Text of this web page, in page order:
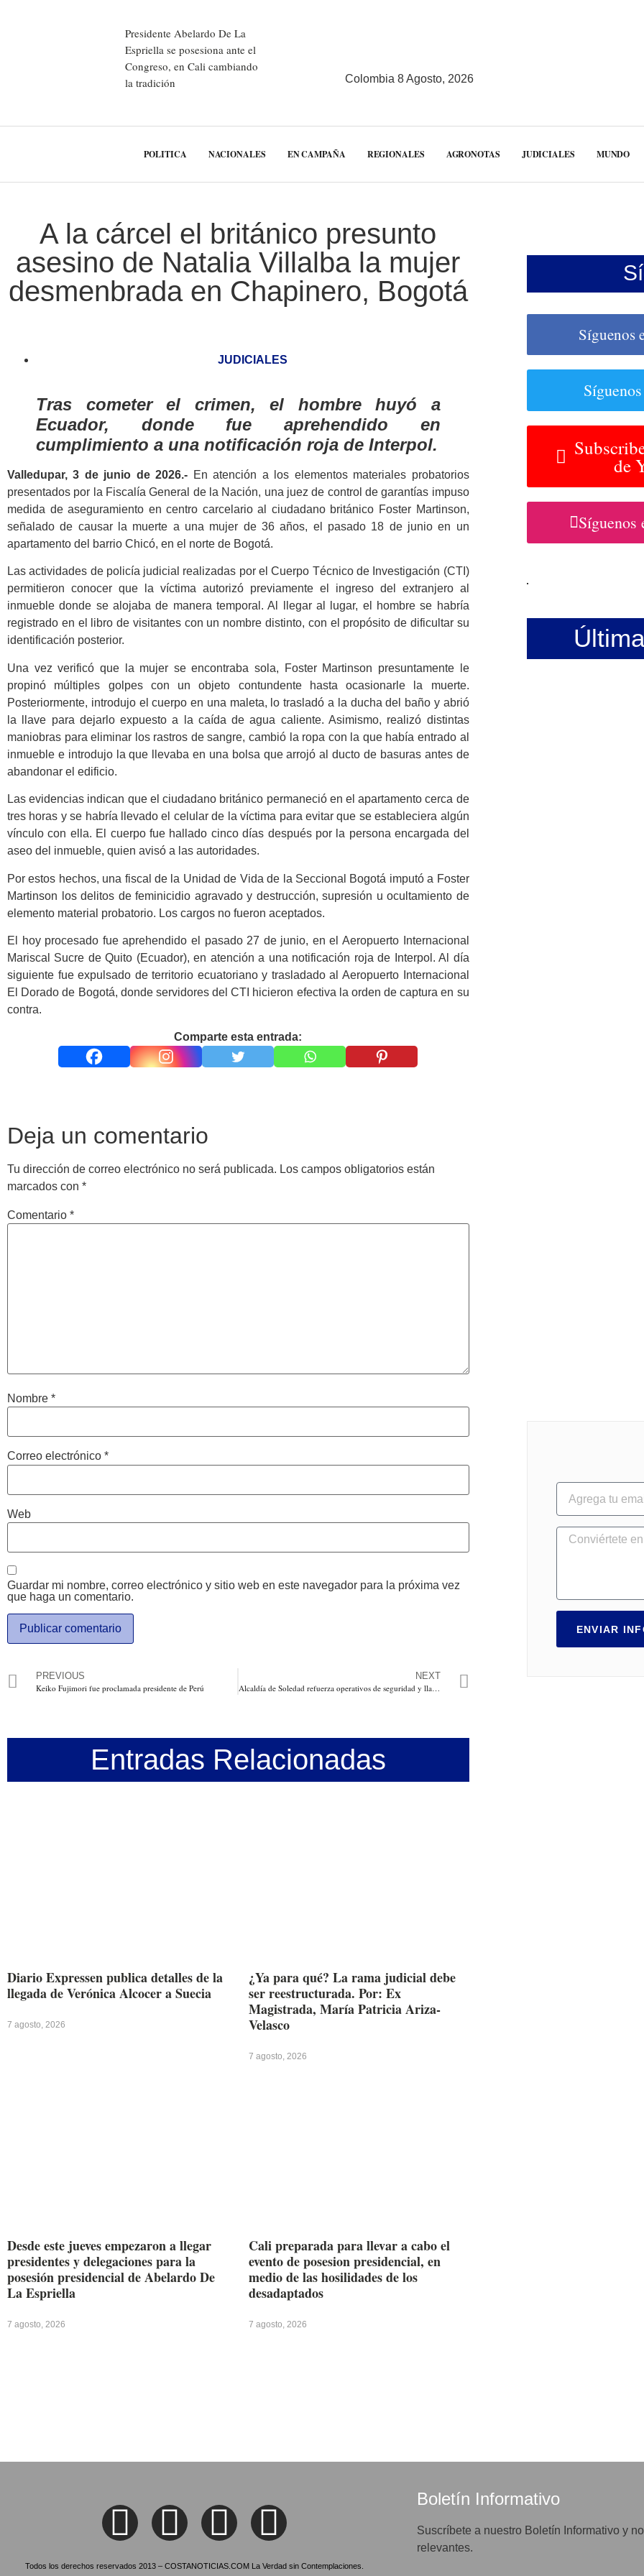
Presidente Abelardo De La
Espriella se posesiona ante el
Congreso, en Cali cambiando
la tradición
Colombia 8 Agosto, 2026
POLITICA NACIONALES EN CAMPAÑA REGIONALES AGRONOTAS JUDICIALES MUNDO
A la cárcel el británico presunto
asesino de Natalia Villalba la mujer
desmenbrada en Chapinero, Bogotá
JUDICIALES
Tras cometer el crimen, el hombre huyó a
Ecuador, donde fue aprehendido en
cumplimiento a una notificación roja de Interpol.
Valledupar, 3 de junio de 2026.- En atención a los elementos materiales probatorios
presentados por la Fiscalía General de la Nación, una juez de control de garantías impuso
medida de aseguramiento en centro carcelario al ciudadano británico Foster Martinson,
señalado de causar la muerte a una mujer de 36 años, el pasado 18 de junio en un
apartamento del barrio Chicó, en el norte de Bogotá.
Las actividades de policía judicial realizadas por el Cuerpo Técnico de Investigación (CTI)
permitieron conocer que la víctima autorizó previamente el ingreso del extranjero al
inmueble donde se alojaba de manera temporal. Al llegar al lugar, el hombre se habría
registrado en el libro de visitantes con un nombre distinto, con el propósito de dificultar su
identificación posterior.
Una vez verificó que la mujer se encontraba sola, Foster Martinson presuntamente le
propinó múltiples golpes con un objeto contundente hasta ocasionarle la muerte.
Posteriormente, introdujo el cuerpo en una maleta, lo trasladó a la ducha del baño y abrió
la llave para dejarlo expuesto a la caída de agua caliente. Asimismo, realizó distintas
maniobras para eliminar los rastros de sangre, cambió la ropa con la que había entrado al
inmueble e introdujo la que llevaba en una bolsa que arrojó al ducto de basuras antes de
abandonar el edificio.
Las evidencias indican que el ciudadano británico permaneció en el apartamento cerca de
tres horas y se habría llevado el celular de la víctima para evitar que se estableciera algún
vínculo con ella. El cuerpo fue hallado cinco días después por la persona encargada del
aseo del inmueble, quien avisó a las autoridades.
Por estos hechos, una fiscal de la Unidad de Vida de la Seccional Bogotá imputó a Foster
Martinson los delitos de feminicidio agravado y destrucción, supresión u ocultamiento de
elemento material probatorio. Los cargos no fueron aceptados.
El hoy procesado fue aprehendido el pasado 27 de junio, en el Aeropuerto Internacional
Mariscal Sucre de Quito (Ecuador), en atención a una notificación roja de Interpol. Al día
siguiente fue expulsado de territorio ecuatoriano y trasladado al Aeropuerto Internacional
El Dorado de Bogotá, donde servidores del CTI hicieron efectiva la orden de captura en su
contra.
Comparte esta entrada:
Deja un comentario
Tu dirección de correo electrónico no será publicada. Los campos obligatorios están
marcados con *
Comentario *
Nombre *
Correo electrónico *
Web
Guardar mi nombre, correo electrónico y sitio web en este navegador para la próxima vez
que haga un comentario.
PREVIOUS
Keiko Fujimori fue proclamada presidente de Perú
NEXT
Alcaldía de Soledad refuerza operativos de seguridad y llama a la ciudadanía a no ceder ante panfletos intimidatorios
Entradas Relacionadas
Diario Expressen publica detalles de la
llegada de Verónica Alcocer a Suecia
7 agosto, 2026
¿Ya para qué? La rama judicial debe
ser reestructurada. Por: Ex
Magistrada, María Patricia Ariza-
Velasco
7 agosto, 2026
Desde este jueves empezaron a llegar
presidentes y delegaciones para la
posesión presidencial de Abelardo De
La Espriella
7 agosto, 2026
Cali preparada para llevar a cabo el
evento de posesion presidencial, en
medio de las hosilidades de los
desadaptados
7 agosto, 2026
Síguenos
de
ENVIAR
Todos los derechos reservados 2013 – COSTANOTICIAS.COM La Verdad sin Contemplaciones.
Boletín Informativo
Suscríbete a nuestro Boletín Informativo y
relevantes.